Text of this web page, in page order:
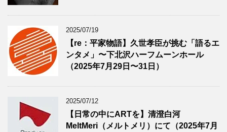
2025/07/19
【re：平家物語】久世孝臣が挑む「語るエ
ンタメ」〜下北沢ハーフムーンホール
（2025年7月29日〜31日）
2025/07/12
【日常の中にARTを】清澄白河
MeltMeri（メルトメリ）にて（2025年7月